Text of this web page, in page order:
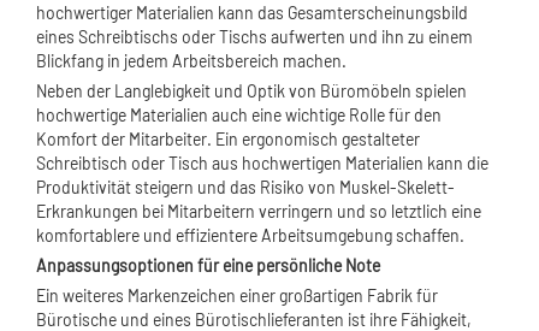
hochwertiger Materialien kann das Gesamterscheinungsbild
eines Schreibtischs oder Tischs aufwerten und ihn zu einem
Blickfang in jedem Arbeitsbereich machen.
Neben der Langlebigkeit und Optik von Büromöbeln spielen
hochwertige Materialien auch eine wichtige Rolle für den
Komfort der Mitarbeiter. Ein ergonomisch gestalteter
Schreibtisch oder Tisch aus hochwertigen Materialien kann die
Produktivität steigern und das Risiko von Muskel-Skelett-
Erkrankungen bei Mitarbeitern verringern und so letztlich eine
komfortablere und effizientere Arbeitsumgebung schaffen.
Anpassungsoptionen für eine persönliche Note
Ein weiteres Markenzeichen einer großartigen Fabrik für
Bürotische und eines Bürotischlieferanten ist ihre Fähigkeit,